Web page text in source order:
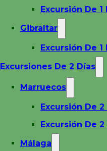
Excursión De
Gibraltar
Excursión De
Excursiones De 2 Días
Marruecos
Excursión De
Excursión De
Málaga